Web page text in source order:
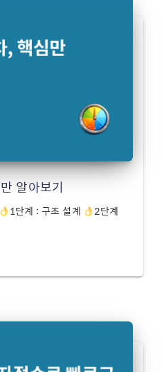
알아보기
1단계 : 구조 설계
2단계